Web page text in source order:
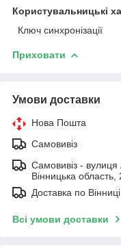
Користувальницькі
Ключ синхронізації
Приховати
Умови доставки
Нова Пошта
Самовивіз
Самовивіз - вулиця
Вінницька область,
Доставка по Вінниці
Всі умови доставки